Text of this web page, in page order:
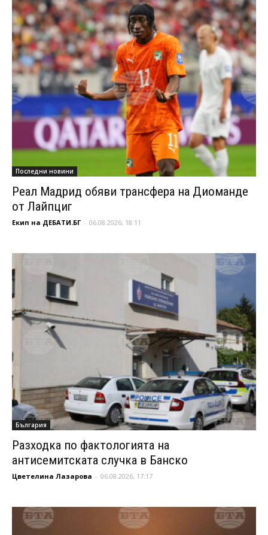
Последни новини
Реал Мадрид обяви трансфера на Диоманде
от Лайпциг
Екип на ДЕБАТИ.БГ - 06.08.2026, 18:11
България
Разходка по фактологията на
антисемитската случка в Банско
Цветелина Лазарова - 06.08.2026, 17:17